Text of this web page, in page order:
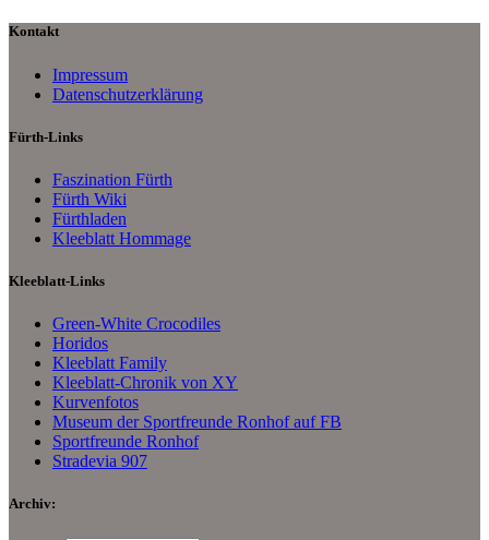
Kontakt
Impressum
Datenschutzerklärung
Fürth-Links
Faszination Fürth
Fürth Wiki
Fürthladen
Kleeblatt Hommage
Kleeblatt-Links
Green-White Crocodiles
Horidos
Kleeblatt Family
Kleeblatt-Chronik von XY
Kurvenfotos
Museum der Sportfreunde Ronhof auf FB
Sportfreunde Ronhof
Stradevia 907
Archiv: